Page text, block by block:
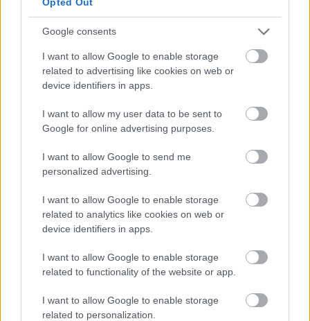
Google consents
I want to allow Google to enable storage
related to advertising like cookies on web or
device identifiers in apps.
I want to allow my user data to be sent to
Google for online advertising purposes.
I want to allow Google to send me
personalized advertising.
I want to allow Google to enable storage
related to analytics like cookies on web or
device identifiers in apps.
I want to allow Google to enable storage
related to functionality of the website or app.
I want to allow Google to enable storage
related to personalization.
εγχειρίδιο αναλύονται μοντέλα κυριαρχίας
εγχώριων δεδομένων από τον Καναδά, τη Νέα
Ζηλανδία και την Αυστραλία που ωθούν τις
Κυβερνήσεις να υιοθετούν νομοθεσίες οι οποίες
προστατεύουν τον εγχώριο πληθυσμό. Οι τοπικές
κοινωνίες κάθε χώρας πρέπει να διαδραματίζουν
ενεργό ρόλο στο πώς διαμορφώνεται το μέλλον
Νοημοσύνης.